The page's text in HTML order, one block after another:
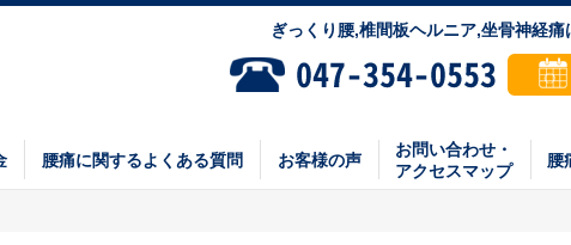
ぎっくり腰,椎間板ヘルニア,坐骨神経
腰痛に関するよくある質問 お客様の声
お問い合わせ・
アクセスマップ
腰